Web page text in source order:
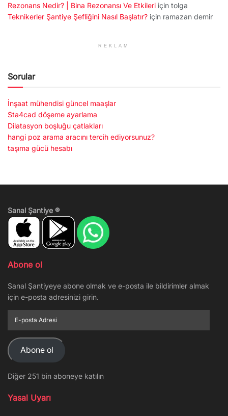
Rezonans Nedir? | Bina Rezonansı Ve Etkileri için tolga
Teknikerler Şantiye Şefliğini Nasıl Başlatır? için ramazan demir
REKLAM
Sorular
İnşaat mühendisi güncel maaşlar
Sta4cad döşeme ayarlama
Dilatasyon boşluğu çatlakları
hangi poz arama aracını tercih ediyorsunuz?
taşıma gücü hesabı
Sanal Şantiye ®
Abone ol
Sanal Şantiyeye abone olmak ve e-posta ile bildirimler almak
için e-posta adresinizi girin.
posta
Adresi
Abone ol
Diğer 251 bin aboneye katılın
Yasal Uyarı